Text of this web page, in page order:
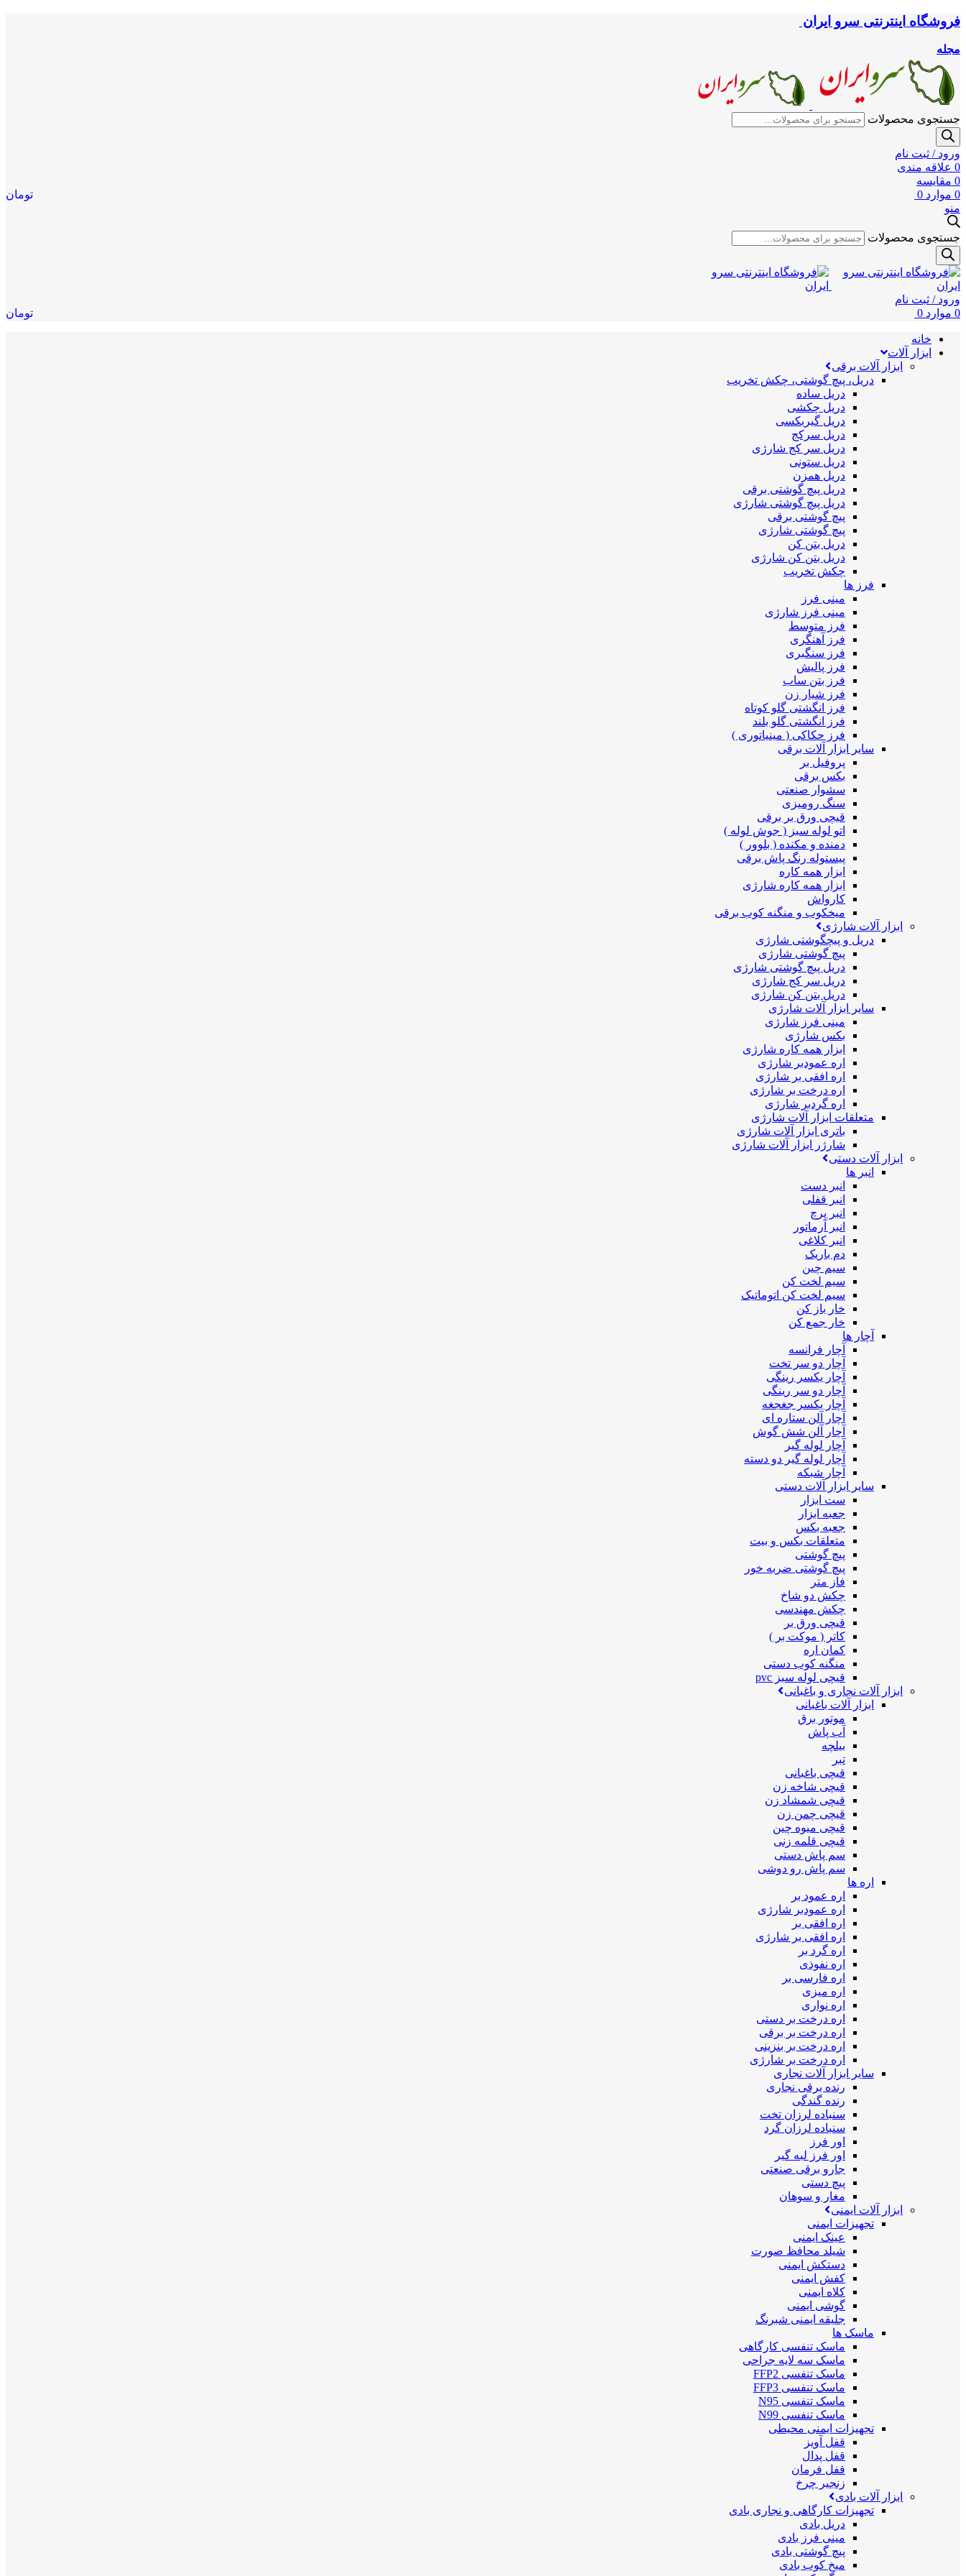
فروشگاه اینترنتی سرو ایران
مجله
جستجوی محصولات
ورود / ثبت نام
0 علاقه مندی
0 مقایسه
0 موارد 0
تومان
منو
جستجوی محصولات
ورود / ثبت نام
0 موارد 0 تومان
خانه
ابزار آلات
ابزار آلات برقی
دریل، پیچ گوشتی، چکش تخریب
دریل ساده
دریل چکشی
دریل گیربکسی
دریل سرکج
دریل سر کج شارژی
دریل ستونی
دریل همزن
دریل پیچ گوشتی برقی
دریل پیچ گوشتی شارژی
پیچ گوشتی برقی
پیچ گوشتی شارژی
دریل بتن کن
دریل بتن کن شارژی
چکش تخریب
فرز ها
مینی فرز
مینی فرز شارژی
فرز متوسط
فرز آهنگری
فرز سنگبری
فرز پالیش
فرز بتن ساب
فرز شیار زن
فرز انگشتی گلو کوتاه
فرز انگشتی گلو بلند
فرز حکاکی ( مینیاتوری )
سایر ابزار آلات برقی
پروفیل بر
بکس برقی
سشوار صنعتی
سنگ رومیزی
قیچی ورق بر برقی
اتو لوله سبز ( جوش لوله )
دمنده و مکنده ( بلوور )
پیستوله رنگ پاش برقی
ابزار همه کاره
ابزار همه کاره شارژی
کارواش
میخکوب و منگنه کوب برقی
ابزار آلات شارژی
دریل و پیچگوشتی شارژی
پیچ گوشتی شارژی
دریل پیچ گوشتی شارژی
دریل سر کج شارژی
دریل بتن کن شارژی
سایر ابزار آلات شارژی
مینی فرز شارژی
بکس شارژی
ابزار همه کاره شارژی
اره عمودبر شارژی
اره افقی بر شارژی
اره درخت بر شارژی
اره گردبر شارژی
متعلقات ابزار آلات شارژی
باتری ابزار آلات شارژی
شارژر ابزار آلات شارژی
ابزار آلات دستی
انبر ها
انبر دست
انبر قفلی
انبر پرچ
انبر آرماتور
انبر کلاغی
دم باریک
سیم چین
سیم لخت کن
سیم لخت کن اتوماتیک
خار باز کن
خار جمع کن
آچار ها
آچار فرانسه
آچار دو سر تخت
آچار یکسر رینگی
آچار دو سر رینگی
آچار یکسر جغجغه
آچار آلن ستاره ای
آچار آلن شش گوش
آچار لوله گیر
آچار لوله گیر دو دسته
آچار شبکه
سایر ابزار آلات دستی
ست ابزار
جعبه ابزار
جعبه بکس
متعلقات بکس و بیت
پیچ گوشتی
پیچ گوشتی ضربه خور
فاز متر
چکش دو شاخ
چکش مهندسی
قیچی ورق بر
کاتر ( موکت بر )
کمان اره
منگنه کوب دستی
قیچی لوله سبز pvc
ابزار آلات نجاری و باغبانی
ابزار آلات باغبانی
موتور برق
آب پاش
بیلچه
تبر
قیچی باغبانی
قیچی شاخه زن
قیچی شمشاد زن
قیچی چمن زن
قیچی میوه چین
قیچی قلمه زنی
سم پاش دستی
سم پاش رو دوشی
اره ها
اره عمود بر
اره عمودبر شارژی
اره افقی بر
اره افقی بر شارژی
اره گرد بر
اره نفوذی
اره فارسی بر
اره میزی
اره نواری
اره درخت بر دستی
اره درخت بر برقی
اره درخت بر بنزینی
اره درخت بر شارژی
سایر ابزار آلات نجاری
رنده برقی نجاری
رنده گندگی
سنباده لرزان تخت
سنباده لرزان گرد
اور فرز
اور فرز لبه گیر
جارو برقی صنعتی
پیچ دستی
مغار و سوهان
ابزار آلات ایمنی
تجهیزات ایمنی
عینک ایمنی
شیلد محافظ صورت
دستکش ایمنی
کفش ایمنی
کلاه ایمنی
گوشی ایمنی
جلیقه ایمنی شبرنگ
ماسک ها
ماسک تنفسی کارگاهی
ماسک سه لایه جراحی
ماسک تنفسی FFP2
ماسک تنفسی FFP3
ماسک تنفسی N95
ماسک تنفسی N99
تجهیزات ایمنی محیطی
قفل آویز
قفل پدال
قفل فرمان
زنجیر چرخ
ابزار آلات بادی
تجهیزات کارگاهی و نجاری بادی
دریل بادی
مینی فرز بادی
پیچ گوشتی بادی
میخ کوب بادی